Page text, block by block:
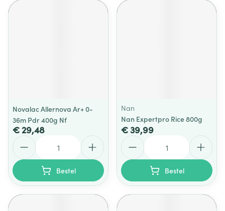
Novalac Allernova Ar+ 0-
36m Pdr 400g Nf
€ 29,48
Bestel
Nan
Nan Expertpro Rice 800g
€ 39,99
Bestel